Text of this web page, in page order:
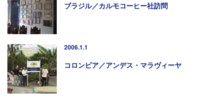
ブラジル／カルモコーヒー社訪問
2006.1.1
コロンビア／アンデス・マラヴィーヤ